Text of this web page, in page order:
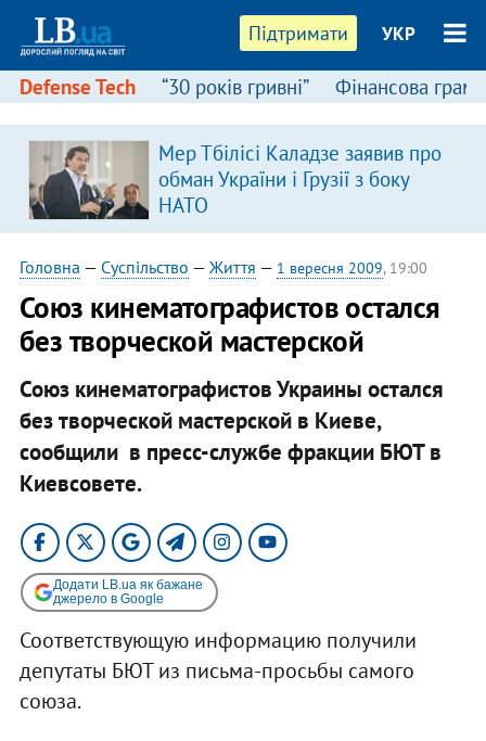
Підтримати УКР
Defense Tech “30 років гривні” Фінансова
Мер Тбілісі Каладзе заявив про
обман України і Грузії з боку
НАТО
Головна — Суспільство — Життя — 1 вересня 2009, 19:00
Союз кинематографистов остался
без творческой мастерской
Союз кинематографистов Украины остался
без творческой мастерской в Киеве,
сообщили в пресс-службе фракции БЮТ в
Киевсовете.
Додати LB.ua як бажане
джерело в Google
Соответствующую информацию получили
депутаты БЮТ из письма-просьбы самого
союза.